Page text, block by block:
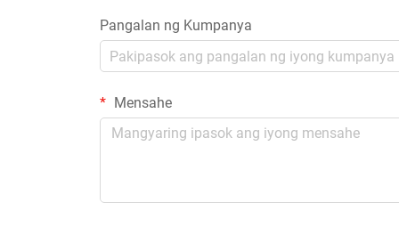
Pangalan ng Kumpanya
Mensahe